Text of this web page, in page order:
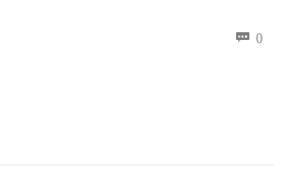
 0BÌNH